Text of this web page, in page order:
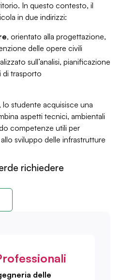
In questo contesto, il
in due indirizzi:
, orientato alla progettazione,
delle opere civili
sull’analisi, pianificazione
di trasporto
lo studente acquisisce una
aspetti tecnici, ambientali
competenze utili per
sviluppo delle infrastrutture
richiedere
delle